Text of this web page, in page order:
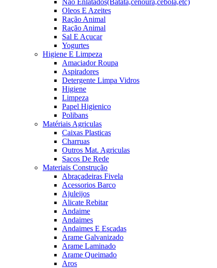
Não Enlatados(Batata,cenoura,cebola,etc)
Oleos E Azeites
Ração Animal
Ração Animal
Sal E Açucar
Yogurtes
Higiene E Limpeza
Amaciador Roupa
Aspiradores
Detergente Limpa Vidros
Higiene
Limpeza
Papel Higienico
Polibans
Matériais Agriculas
Caixas Plasticas
Charruas
Outros Mat. Agriculas
Sacos De Rede
Materiais Construção
Abraçadeiras Fivela
Acessorios Barco
Ajuleijos
Alicate Rebitar
Andaime
Andaimes
Andaimes E Escadas
Arame Galvanizado
Arame Laminado
Arame Queimado
Aros